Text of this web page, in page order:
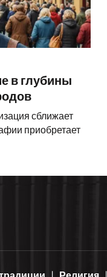
в глубины
сближает
приобретает